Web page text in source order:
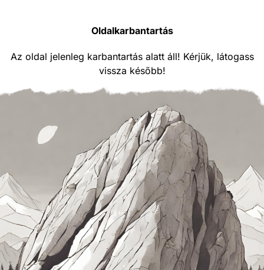
Oldalkarbantartás
Az oldal jelenleg karbantartás alatt áll! Kérjük, látogass
vissza később!